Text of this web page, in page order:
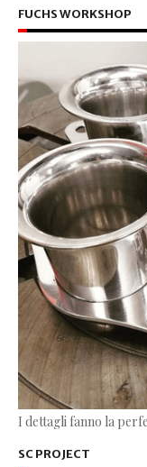
FUCHS WORKSHOP
I dettagli fanno la
SC PROJECT